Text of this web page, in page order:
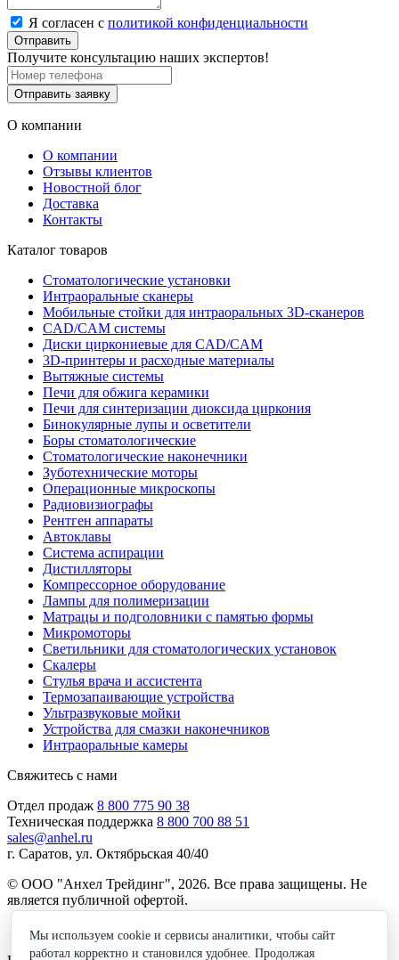
Я согласен с политикой конфиденциальности
Отправить
Получите консультацию наших экспертов!
Отправить заявку
О компании
О компании
Отзывы клиентов
Новостной блог
Доставка
Контакты
Каталог товаров
Стоматологические установки
Интраоральные сканеры
Мобильные стойки для интраоральных 3D-сканеров
CAD/CAM системы
Диски циркониевые для CAD/CAM
3D-принтеры и расходные материалы
Вытяжные системы
Печи для обжига керамики
Печи для синтеризации диоксида циркония
Бинокулярные лупы и осветители
Боры стоматологические
Стоматологические наконечники
Зуботехнические моторы
Операционные микроскопы
Радиовизиографы
Рентген аппараты
Автоклавы
Система аспирации
Дистилляторы
Компрессорное оборудование
Лампы для полимеризации
Матрацы и подголовники с памятью формы
Микромоторы
Светильники для стоматологических установок
Скалеры
Стулья врача и ассистента
Термозапаивающие устройства
Ультразвуковые мойки
Устройства для смазки наконечников
Интраоральные камеры
Свяжитесь с нами
Отдел продаж 8 800 775 90 38
Техническая поддержка 8 800 700 88 51
sales@anhel.ru
г. Саратов, ул. Октябрьская 40/40
© ООО "Анхел Трейдинг", 2026. Все права защищены. Не
является публичной офертой.
Политика обработки персональных данных
Мы используем cookie и сервисы аналитики, чтобы сайт
работал корректно и становился удобнее. Продолжая